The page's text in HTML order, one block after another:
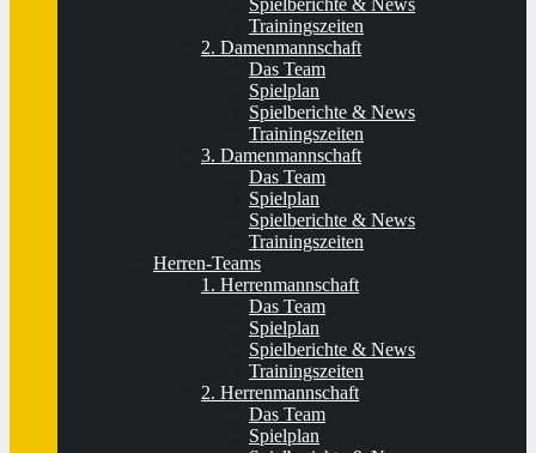
Spielberichte & News
Trainingszeiten
2. Damenmannschaft
Das Team
Spielplan
Spielberichte & News
Trainingszeiten
3. Damenmannschaft
Das Team
Spielplan
Spielberichte & News
Trainingszeiten
Herren-Teams
1. Herrenmannschaft
Das Team
Spielplan
Spielberichte & News
Trainingszeiten
2. Herrenmannschaft
Das Team
Spielplan